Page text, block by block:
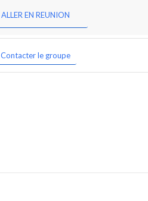
ALLER EN REUNION
Contacter le groupe